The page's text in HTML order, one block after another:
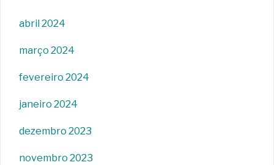
abril 2024
março 2024
fevereiro 2024
janeiro 2024
dezembro 2023
novembro 2023